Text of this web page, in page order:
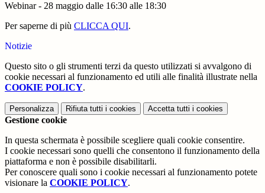
Webinar - 28 maggio dalle 16:30 alle 18:30
Per saperne di più CLICCA QUI.
Notizie
Questo sito o gli strumenti terzi da questo utilizzati si avvalgono di
cookie necessari al funzionamento ed utili alle finalità illustrate nella
COOKIE POLICY.
Personalizza Rifiuta tutti i cookies Accetta tutti i cookies
Gestione cookie
In questa schermata è possibile scegliere quali cookie consentire.
I cookie necessari sono quelli che consentono il funzionamento della
piattaforma e non è possibile disabilitarli.
Per conoscere quali sono i cookie necessari al funzionamento potete
visionare la COOKIE POLICY.